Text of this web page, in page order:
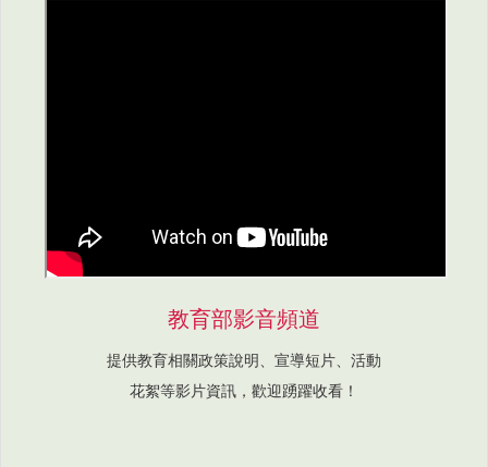
教育部影音頻道
提供教育相關政策說明、宣導短片、活動
花絮等影片資訊，歡迎踴躍收看！